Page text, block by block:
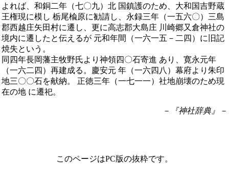
よれば、和銅二年（七〇九）北 国鎮護のため、大和国吉野蔵
王権現に模し 栃尾楡原に勧請し、永録三年（一五六〇）三島
郡西越庄矢田村に遷し、更に高志郡大島庄 川崎郷又倉神社の
境内に遷したと伝えるが 元和年間（一六一五－二四）に旧記
焼失という。
同四年長岡藩主牧野氏より神領四〇石寄進 あり、寛永元年
（一六二四）再建成る。慶安元 年（一六四八）幕府より朱印
地三〇〇石を献納。 正徳三年（一七一一）社地崩壊のため現
在の地 に遷祀。
－『神社辞典』－
このページはPC版の抜粋です。